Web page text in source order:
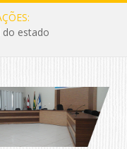
do estado